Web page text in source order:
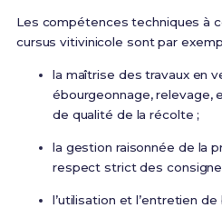
Les compétences techniques à
cursus vitivinicole sont par
la maîtrise des travaux en
ébourgeonnage, relevage,
de qualité de la récolte ;
la gestion raisonnée de la
respect strict des
l’utilisation et l’entretien